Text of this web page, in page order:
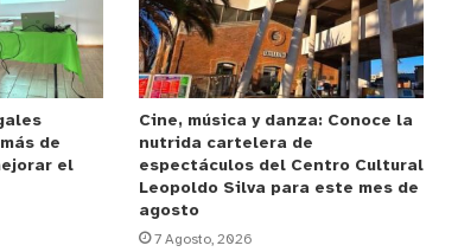
de
el
Cine, música y danza: Conoce la
nutrida cartelera de
espectáculos del Centro Cultural
Leopoldo Silva para este mes de
agosto
7 Agosto, 2026